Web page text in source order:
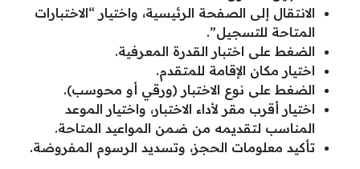
الانتقال إلى الصفحة الرئيسية، واختيار “الاختبارات
المتاحة للتسجيل”.
الضغط على اختبار القدرة المعرفية.
اختيار مكان الإقامة للمتقدم.
الضغط على نوع الاختبار (ورقي أو محوسب).
اختيار أقرب مقر لأداء الاختبار، واختيار الموعد
المناسب لتقديمه من ضمن المواعيد المتاحة.
تأكيد معلومات الحجز، وتسديد الرسوم المفروضة.